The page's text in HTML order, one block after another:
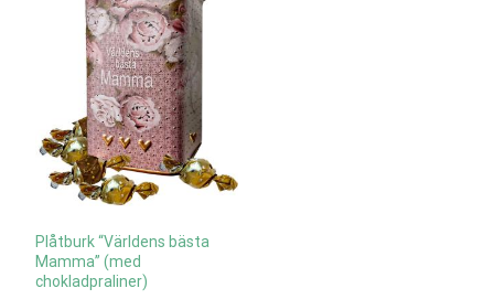
Plåtburk “Världens bästa
Mamma” (med
chokladpraliner)